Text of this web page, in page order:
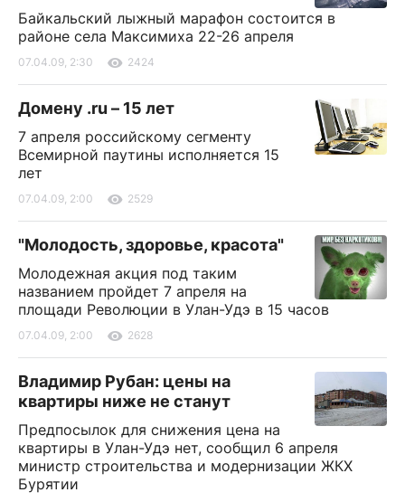
Байкальский лыжный марафон состоится в
районе села Максимиха 22-26 апреля
07.04.09, 2:30 2424
Домену .ru – 15 лет
7 апреля российскому сегменту
Всемирной паутины исполняется 15
лет
07.04.09, 2:00 2529
"Молодость, здоровье, красота"
Молодежная акция под таким
названием пройдет 7 апреля на
площади Революции в Улан-Удэ в 15 часов
07.04.09, 2:00 2628
Владимир Рубан: цены на
квартиры ниже не станут
Предпосылок для снижения цена на
квартиры в Улан-Удэ нет, сообщил 6 апреля
министр строительства и модернизации ЖКХ
Бурятии